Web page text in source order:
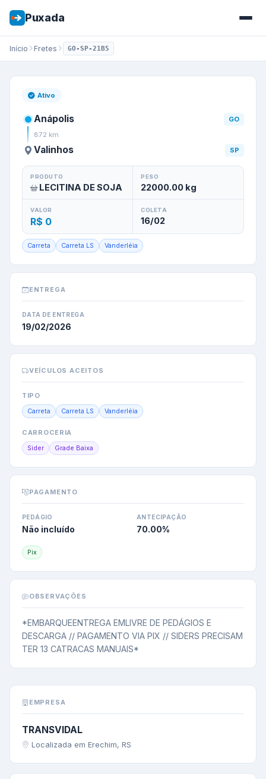
Puxada
Início Fretes GO-SP-21B5
Frete de
Ativo
Anápolis
GO
872 km
Valinhos SP
PRODUTO
LECITINA DE SOJA
PESO
22000.00 kg
VALOR
R$ 0
COLETA
16/02
Carreta Carreta LS Vanderléia
ENTREGA
DATA DE ENTREGA
19/02/2026
VEÍCULOS ACEITOS
TIPO
Carreta Carreta LS Vanderléia
CARROCERIA
Sider Grade Baixa
PAGAMENTO
PEDÁGIO
Não incluído
ANTECIPAÇÃO
70.00%
Pix
OBSERVAÇÕES
*EMBARQUEENTREGA EMLIVRE DE PEDÁGIOS E
DESCARGA // PAGAMENTO VIA PIX // SIDERS PRECISAM
TER 13 CATRACAS MANUAIS*
EMPRESA
TRANSVIDAL
Localizada em Erechim, RS